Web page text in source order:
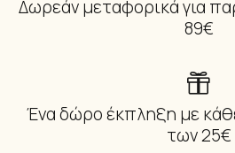
Δωρεάν μεταφορικά για
89€
Ένα δώρο έκπληξη με
των 25€